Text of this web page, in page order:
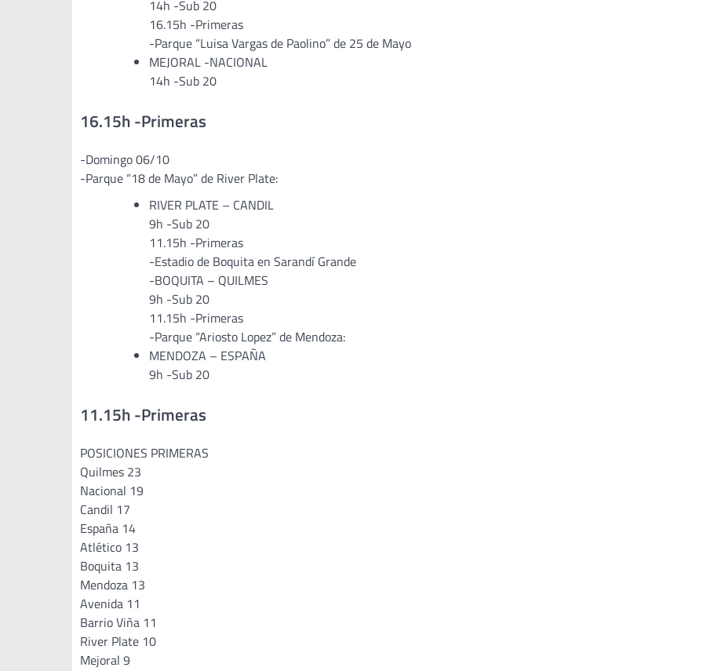
14h -Sub 20
16.15h -Primeras
-Parque “Luisa Vargas de Paolino” de 25 de Mayo
MEJORAL -NACIONAL
14h -Sub 20
16.15h -Primeras
-Domingo 06/10
-Parque “18 de Mayo” de River Plate:
RIVER PLATE – CANDIL
9h -Sub 20
11.15h -Primeras
-Estadio de Boquita en Sarandí Grande
-BOQUITA – QUILMES
9h -Sub 20
11.15h -Primeras
-Parque “Ariosto Lopez” de Mendoza:
MENDOZA – ESPAÑA
9h -Sub 20
11.15h -Primeras
POSICIONES PRIMERAS
Quilmes 23
Nacional 19
Candil 17
España 14
Atlético 13
Boquita 13
Mendoza 13
Avenida 11
Barrio Viña 11
River Plate 10
Mejoral 9